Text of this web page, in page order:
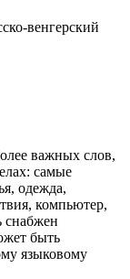
венгерский
важных слов,
самые
одежда,
компьютер,
снабжен
быть
языковому